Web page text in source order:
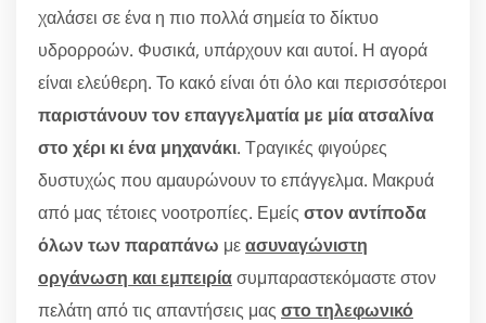
χαλάσει σε ένα η πιο πολλά σημεία το δίκτυο
υδρορροών. Φυσικά, υπάρχουν και αυτοί. Η αγορά
είναι ελεύθερη. Το κακό είναι ότι όλο και περισσότεροι
παριστάνουν τον επαγγελματία με μία ατσαλίνα
στο χέρι κι ένα μηχανάκι. Τραγικές φιγούρες
δυστυχώς που αμαυρώνουν το επάγγελμα. Μακρυά
από μας τέτοιες νοοτροπίες. Εμείς στον αντίποδα
όλων των παραπάνω μεασυναγώνιστη
οργάνωση και εμπειρίασυμπαραστεκόμαστε στον
πελάτη από τις απαντήσεις μας στο τηλεφωνικό